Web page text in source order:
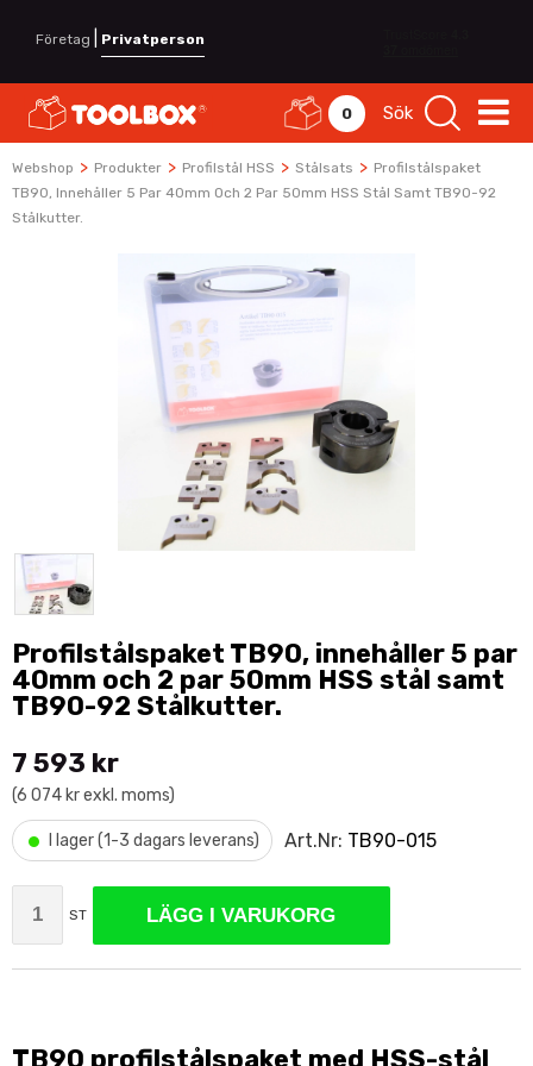
Företag Privatperson
0 Sök
Webshop > Produkter > Profilstål HSS > Stålsats > Profilstålspaket
TB90, Innehåller 5 Par 40mm Och 2 Par 50mm HSS Stål Samt TB90-92
Stålkutter.
Profilstålspaket TB90, innehåller 5 par
40mm och 2 par 50mm HSS stål samt
TB90-92 Stålkutter.
7 593 kr
(6 074 kr exkl. moms)
• I lager (1-3 dagars leverans) Art.Nr: TB90-015
ST LÄGG I VARUKORG
TB90 profilstålspaket med HSS-stål